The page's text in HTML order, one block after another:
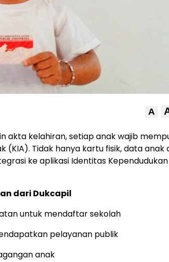
A
akta kelahiran, setiap anak wajib
(KIA). Tidak hanya kartu fisik, data anak
ke aplikasi Identitas
dari Dukcapil
untuk mendaftar sekolah
pelayanan publik
anak